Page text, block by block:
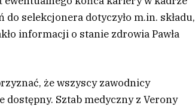
selekcjonera dotyczyło m.in. składu,
informacji o stanie zdrowia Pawła
że wszyscy zawodnicy
dostępny. Sztab medyczny z Verony